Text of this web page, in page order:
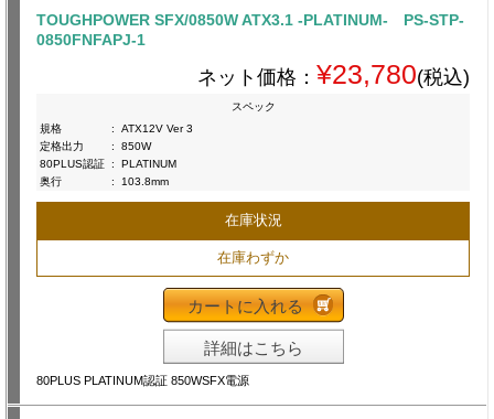
TOUGHPOWER SFX/0850W ATX3.1 -PLATINUM- PS-STP-
0850FNFAPJ-1
ネット価格： ¥23,780(税込)
スペック
規格
:
ATX12V Ver 3
定格出力
:
850W
80PLUS認証 :
PLATINUM
奥行
: 103.8mm
在庫状況
在庫わずか
カートに入れる
詳細はこちら
80PLUS PLATINUM認証 850WSFX電源